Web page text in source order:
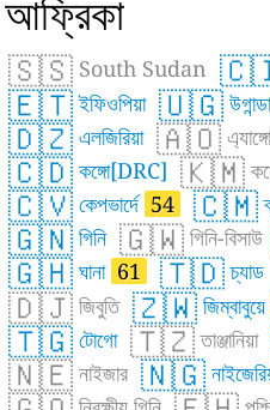
আফ্রিকা
🇸🇸 South Sudan
🇪🇹ইফিওপিয়া 🇺🇬
🇩🇿 এলজিরিয়া 🇦🇴
🇨🇩 কঙ্গো[DRC] 🇰🇲
🇨🇻 কেপভার্দে 54 🇨🇲
🇬🇳 গিনি 🇬🇼 গিনি-বিসাউ
🇬🇭 ঘানা 61 🇹🇩চ্যাড
🇩🇯 জিবুতি 🇿🇼 জিম্বাবুয়ে
🇹🇬 টোগো 🇹🇿তাঞ্জানিয়া
🇳🇪 নাইজার 🇳🇬